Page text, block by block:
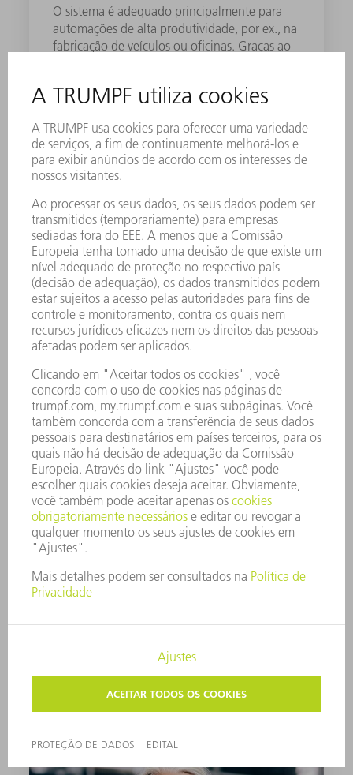
O sistema é adequado principalmente para
automações de alta produtividade, por ex., na
fabricação de veículos ou oficinas. Graças ao
de processamento são drasticamente
Nosso pacote completo inclui: TruLaser Center
Simplesmente começar:
história de sucesso do nosso
cliente AutoLink
Atingir o objetivo com mais transparência.
LER HISTÓRIA